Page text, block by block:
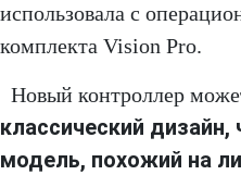
использовала с
комплекта Vision Pro.
Новый контроллер
классический
модель, похожий на